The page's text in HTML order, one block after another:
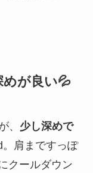
が良い💦
、 少し深めで
肩まですっぽ
クールダウン